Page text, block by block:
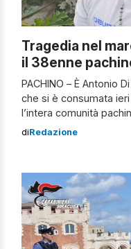
Tragedia nel
il 38enne
PACHINO – È Antonio
che si è consumata
l’intera comunità
morto annegato in
diRedazione